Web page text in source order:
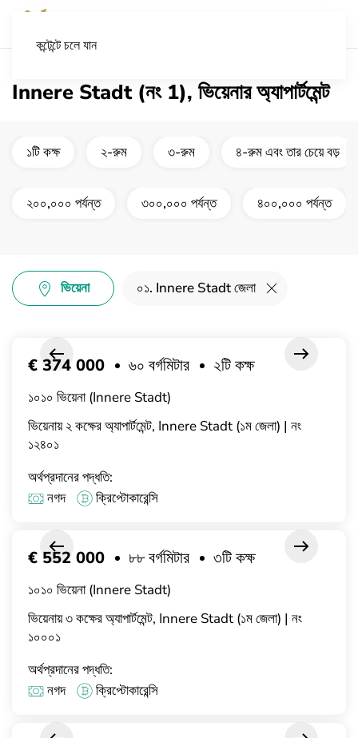
কন্টেন্টে চলে যান
Innere Stadt (নং 1), ভিয়েনার অ্যাপার্টমেন্ট
১টি কক্ষ ২-রুম ৩-রুম ৪-রুম এবং তার চেয়ে বড়
২০০,০০০ পর্যন্ত ৩০০,০০০ পর্যন্ত ৪০০,০০০ পর্যন্ত
ভিয়েনা ০১. Innere Stadt জেলা
ভিয়েনায় ২ কক্ষের অ্যাপার্টমেন্ট, Innere Stadt (১ম জেলা) | নং
১২৪০১
€ 374 000 ৬০ বর্গমিটার ২টি কক্ষ
১০১০ ভিয়েনা (Innere Stadt)
অর্থপ্রদানের পদ্ধতি:
নগদ
ক্রিপ্টোকারেন্সি
ভিয়েনায় ৩ কক্ষের অ্যাপার্টমেন্ট, Innere Stadt (১ম জেলা) | নং
১০০০১
€ 552 000 ৮৮ বর্গমিটার ৩টি কক্ষ
১০১০ ভিয়েনা (Innere Stadt)
অর্থপ্রদানের পদ্ধতি:
নগদ
ক্রিপ্টোকারেন্সি